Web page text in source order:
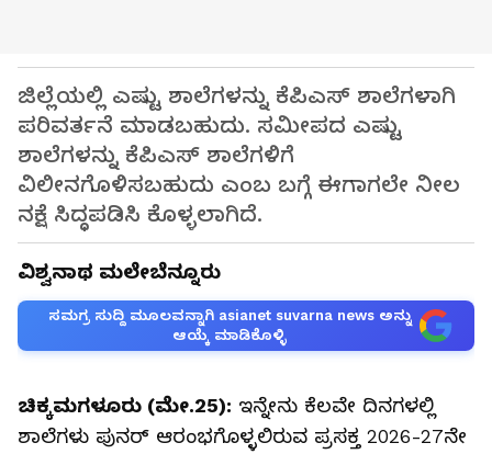
ಜಿಲ್ಲೆಯಲ್ಲಿ ಎಷ್ಟು ಶಾಲೆಗಳನ್ನು ಕೆಪಿಎಸ್‌ ಶಾಲೆಗಳಾಗಿ
ಪರಿವರ್ತನೆ ಮಾಡಬಹುದು. ಸಮೀಪದ ಎಷ್ಟು
ಶಾಲೆಗಳನ್ನು ಕೆಪಿಎಸ್‌ ಶಾಲೆಗಳಿಗೆ
ವಿಲೀನಗೊಳಿಸಬಹುದು ಎಂಬ ಬಗ್ಗೆ ಈಗಾಗಲೇ ನೀಲ
ನಕ್ಷೆ ಸಿದ್ಧಪಡಿಸಿ ಕೊಳ್ಳಲಾಗಿದೆ.
ವಿಶ್ವನಾಥ ಮಲೇಬೆನ್ನೂರು
ಸಮಗ್ರ ಸುದ್ದಿ ಮೂಲವನ್ನಾಗಿ asianet suvarna news ಅನ್ನು
ಆಯ್ಕೆ ಮಾಡಿಕೊಳ್ಳಿ
ಚಿಕ್ಕಮಗಳೂರು (ಮೇ.25): ಇನ್ನೇನು ಕೆಲವೇ ದಿನಗಳಲ್ಲಿ
ಶಾಲೆಗಳು ಪುನರ್‌ ಆರಂಭಗೊಳ್ಳಲಿರುವ ಪ್ರಸಕ್ತ 2026-27ನೇ